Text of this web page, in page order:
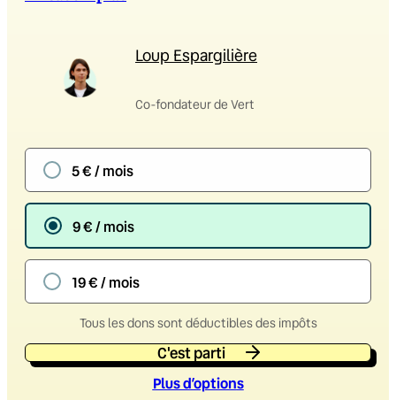
Loup Espargilière
Co-fondateur de Vert
5 € / mois
9 € / mois
19 € / mois
Tous les dons sont déductibles des impôts
C'est parti
Plus d’options